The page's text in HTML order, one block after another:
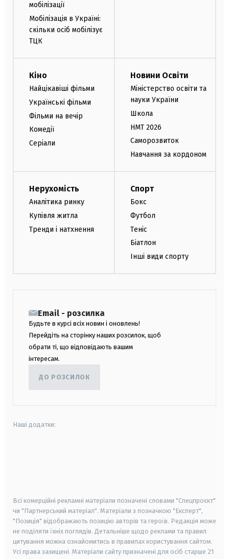
мобілізації
Мобілізація в Україні:
скільки осіб мобілізує
ТЦК
Кіно
Найцікавіші фільми
Українські фільми
Фільми на вечір
Комедії
Серіали
Новини Освіти
Міністерство освіти та
науки України
Школа
НМТ 2026
Саморозвиток
Навчання за кордоном
Нерухомість
Аналітика ринку
Купівля житла
Тренди і натхнення
Спорт
Бокс
Футбол
Теніс
Біатлон
Інші види спорту
Email - розсилка
Будьте в курсі всіх новин і оновлень!
Перейдіть на сторінку наших розсилок, щоб
обрати ті, що відповідають вашим
інтересам.
ДО РОЗСИЛОК
Наші додатки:
Всі комерційні рекламні матеріали позначені словами "Спецпроєкт"
чи "Партнерський матеріал". Матеріали з позначкою "Експерт",
"Позиція" відображають позицію авторів та героїв. Редакція може
не поділяти їхніх поглядів. Детальніше щодо реклами та правил
цитування можна ознайомитись в правилах користування сайтом.
Усі права захищені. Матеріали сайту призначені для осіб старше 21